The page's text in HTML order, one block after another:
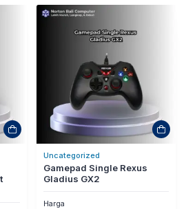
Uncategorized
Gamepad Single Rexus
Gladius GX2
Harga